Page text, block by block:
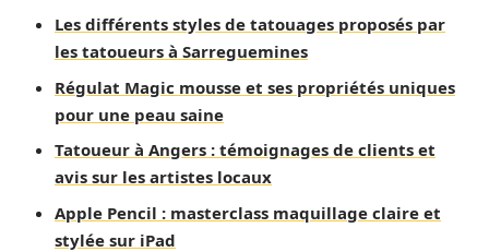
Les différents styles de tatouages proposés par
les tatoueurs à Sarreguemines
Régulat Magic mousse et ses propriétés uniques
pour une peau saine
Tatoueur à Angers : témoignages de clients et
avis sur les artistes locaux
Apple Pencil : masterclass maquillage claire et
stylée sur iPad